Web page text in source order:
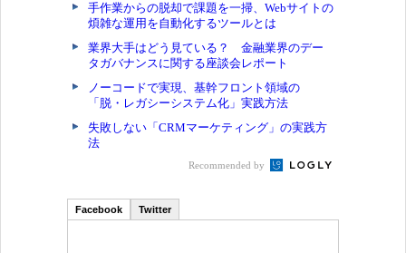
手作業からの脱却で課題を一掃、Webサイトの
煩雑な運用を自動化するツールとは
業界大手はどう見ている？ 金融業界のデー
タガバナンスに関する座談会レポート
ノーコードで実現、基幹フロント領域の
「脱・レガシーシステム化」実践方法
失敗しない「CRMマーケティング」の実践方
法
Recommended by
Facebook Twitter